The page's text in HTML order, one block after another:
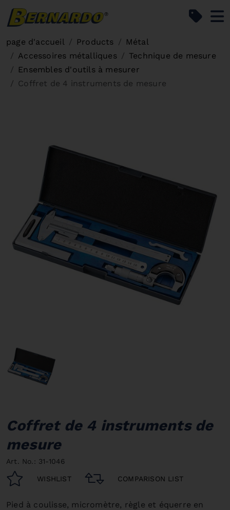
page d'accueil Products
Métal
Accessoires métalliques
Technique de mesure
Ensembles d'outils à mesurer
Coffret de 4 instruments de mesure
Coffret de 4 instruments de
mesure
Art. No.: 31-1046
WISHLIST COMPARISON LIST
Pied à coulisse, micromètre, règle et équerre en